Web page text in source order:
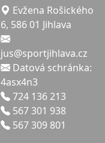
Evžena Rošického
6, 586 01 Jihlava
jus@sportjihlava.cz
Datová schránka:
4asx4n3
724 136 213
567 301 938
567 309 801